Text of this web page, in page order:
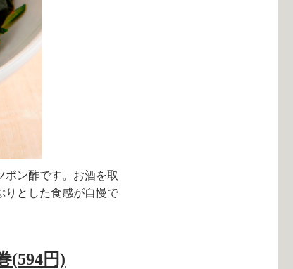
ポン酢です。お酒を取
りとした食感が自慢で
(594円)